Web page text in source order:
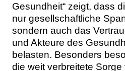
Gesundheit“ zeigt, dass
nur gesellschaftliche
sondern auch das
und Akteure des
belasten. Besonders
die weit verbreitete Sorge